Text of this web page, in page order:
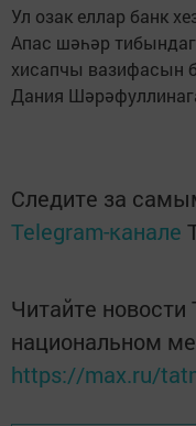
Ул озак еллар банк
Апас шәһәр
хисапчы вазифасын
Дания
Следите за
Telegram-канале
Читайте новости
национальном
https://max.ru/